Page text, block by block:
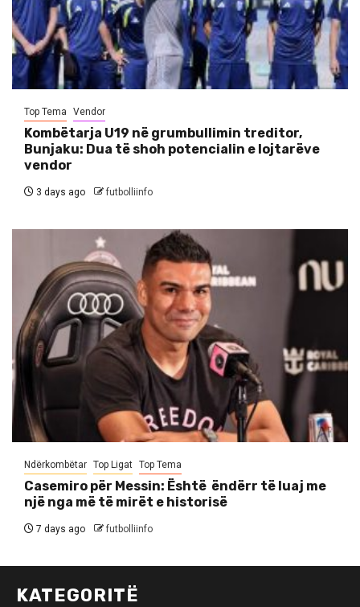
Top Tema Vendor
Kombëtarja U19 në grumbullimin treditor,
Bunjaku: Dua të shoh potencialin e lojtarëve
vendor
3 days ago futbolliinfo
Ndërkombëtar Top Ligat Top Tema
Casemiro për Messin: Është ëndërr të luaj me
një nga më të mirët e historisë
7 days ago futbolliinfo
KATEGORITË